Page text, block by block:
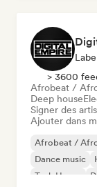
> 3600
Afrobeat /
Deep house
Signer des
Ajouter dans
Afrobeat /
Dance music
Tech House